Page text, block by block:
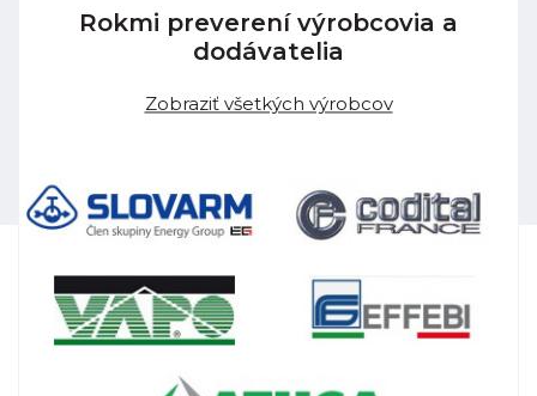
Rokmi preverení výrobcovia a
dodávatelia
Zobraziť všetkých výrobcov